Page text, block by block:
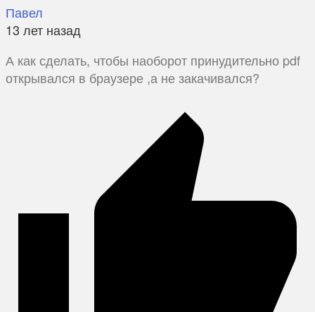
Павел
13 лет назад
А как сделать, чтобы наоборот принудительно pdf
открывался в браузере ,а не закачивался?